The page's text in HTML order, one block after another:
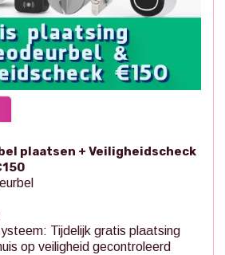
plaatsen + Veiligheidscheck
Tijdelijk gratis plaatsing
op veiligheid gecontroleerd